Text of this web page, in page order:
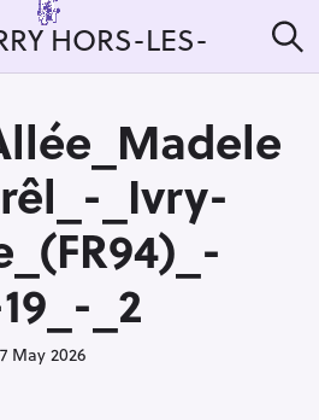
HORS-LES-
e
_Ivry-
19_-_2
May 2026